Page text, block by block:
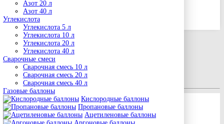
Азот 20 л
Азот 40 л
Углекислота
Углекислота 5 л
Углекислота 10 л
Углекислота 20 л
Углекислота 40 л
Сварочные смеси
Сварочная смесь 10 л
Сварочная смесь 20 л
Сварочная смесь 40 л
Газовые баллоны
Кислородные баллоны
Пропановые баллоны
Ацетиленовые баллоны
Доставка пропана в Крылатском
Доставка пропана в
Крылатском
Доставка пропана в баллонах по